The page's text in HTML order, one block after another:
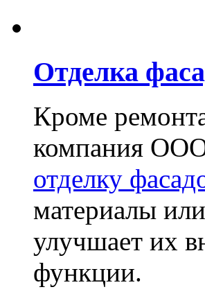
Отделка
Кроме
компания
отделку
материалы
улучшает их
функции.